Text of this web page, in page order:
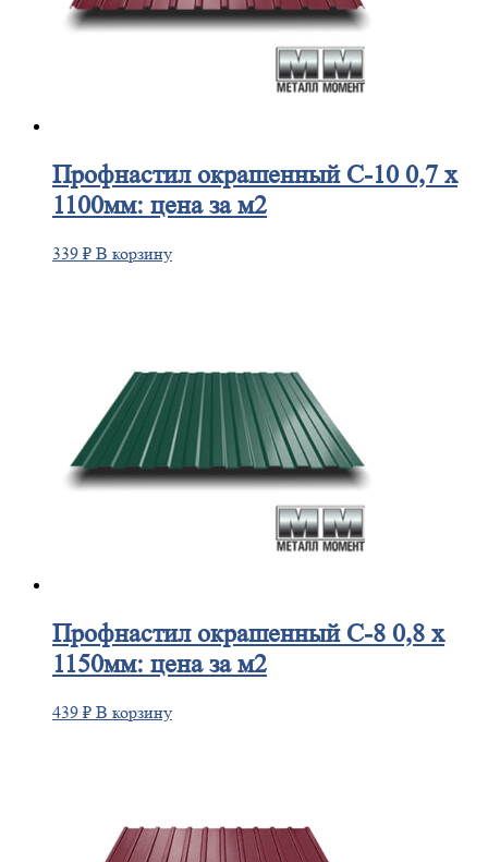
Профнастилокрашенный С-10 0,7 х
1100мм: цена за м2
339 ₽ В корзину
Профнастилокрашенный С-8 0,8 х
1150мм: цена за м2
439 ₽ В корзину